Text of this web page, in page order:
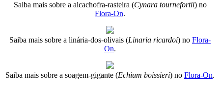
Saiba mais sobre a alcachofra-rasteira (Cynara tournefortii) no
Flora-On.
Saiba mais sobre a linária-dos-olivais (Linaria ricardoi) no Flora-
On.
Saiba mais sobre a soagem-gigante (Echium boissieri) no Flora-On.